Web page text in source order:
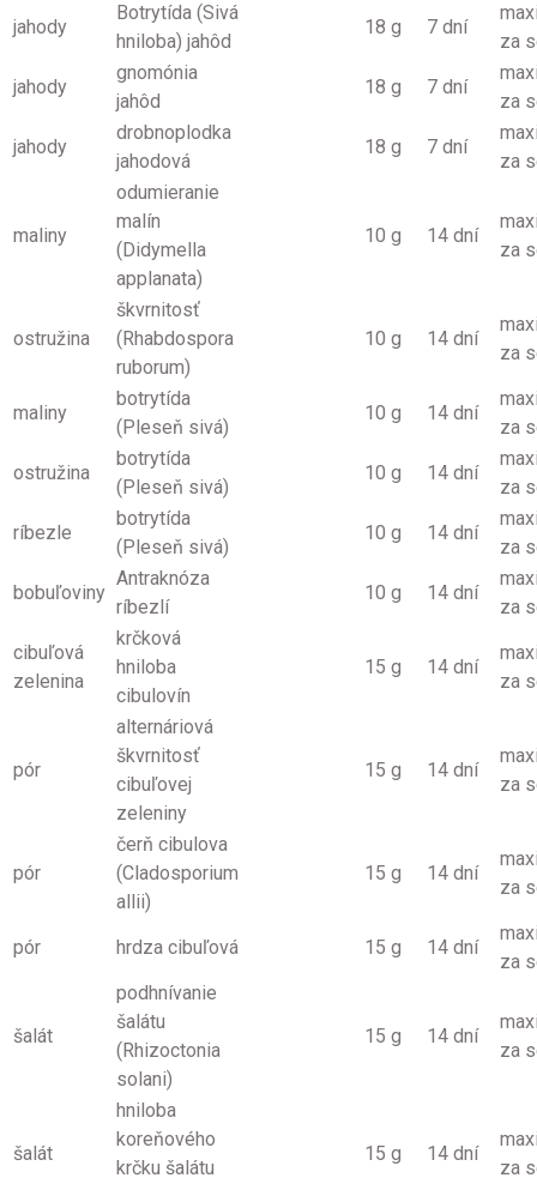
jahody
Botrytída (Sivá
hniloba) jahôd
18 g 7 dní
za
jahody
gnomónia
jahôd
18 g 7 dní
za
jahody
drobnoplodka
jahodová
18 g 7 dní
za
maliny
odumieranie
malín
(Didymella
applanata)
10 g 14 dní
za
ostružina
škvrnitosť
(Rhabdospora
ruborum)
10 g 14 dní
za
maliny
botrytída
(Pleseň sivá)
10 g 14 dní
za
ostružina
botrytída
(Pleseň sivá)
10 g 14 dní
za
ríbezle
botrytída
(Pleseň sivá)
10 g 14 dní
za
bobuľoviny
Antraknóza
ríbezlí
10 g 14 dní
za
cibuľová
zelenina
krčková
hniloba
cibulovín
15 g 14 dní
za
pór
alternáriová
škvrnitosť
cibuľovej
zeleniny
15 g 14 dní
za
pór
čerň cibulova
(Cladosporium
allii)
15 g 14 dní
za
pór hrdza cibuľová 15 g 14 dní
za
šalát
podhnívanie
šalátu
(Rhizoctonia
solani)
15 g 14 dní
za
šalát
hniloba
koreňového
krčku šalátu
15 g 14 dní
za